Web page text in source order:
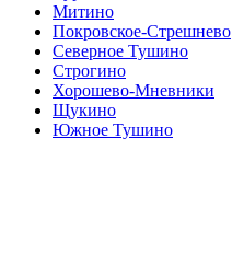
Митино
Покровское-Стрешнево
Северное Тушино
Строгино
Хорошево-Мневники
Щукино
Южное Тушино